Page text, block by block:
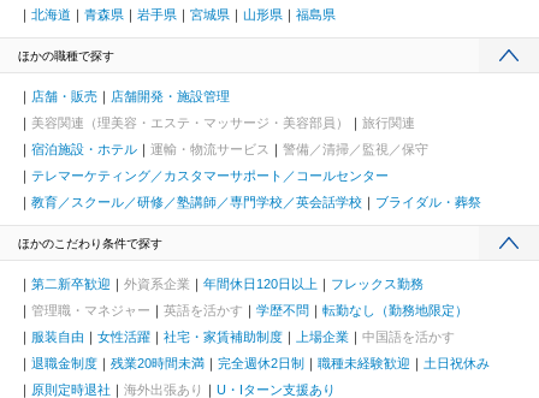
北海道 青森県 岩手県 宮城県 山形県 福島県
ほかの職種で探す
店舗・販売
店舗開発・施設管理
美容関連（理美容・エステ・マッサージ・美容部員）
旅行関連
宿泊施設・ホテル
運輸・物流サービス
警備／清掃／監視／保守
テレマーケティング／カスタマーサポート／コールセンター
教育／スクール／研修／塾講師／専門学校／英会話学校
ブライダル・葬祭
ほかのこだわり条件で探す
第二新卒歓迎 外資系企業 年間休日120日以上
フレックス勤務
管理職・マネジャー
英語を活かす 学歴不問
転勤なし（勤務地限定）
服装自由
女性活躍 社宅・家賃補助制度 上場企業
中国語を活かす
退職金制度
残業20時間未満 完全週休2日制 職種未経験歓迎
土日祝休み
原則定時退社
海外出張あり U・Iターン支援あり